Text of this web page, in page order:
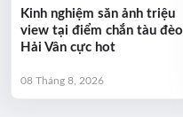
Kinh nghiệm săn ảnh triệu
view tại điểm chắn tàu đèo
Hải Vân cực hot
08 Tháng 8, 2026